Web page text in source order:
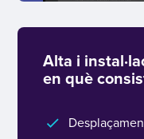
Alta i
en què